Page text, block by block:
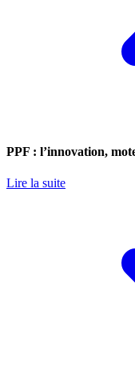
PPF : l’innovation,
Lire la suite